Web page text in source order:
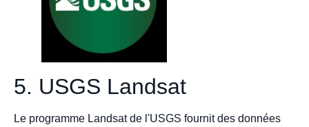
5. USGS Landsat
Le programme Landsat de l'USGS fournit des données